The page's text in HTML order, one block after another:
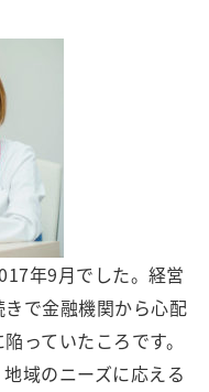
年9月でした。経営
で金融機関から心配
っていたころです。
域のニーズに応える